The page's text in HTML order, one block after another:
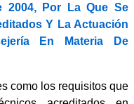
2004, Por La Que Se
Y La Actuación
En Materia De
como los requisitos que